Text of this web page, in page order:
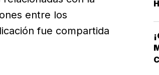
entre los
fue compartida